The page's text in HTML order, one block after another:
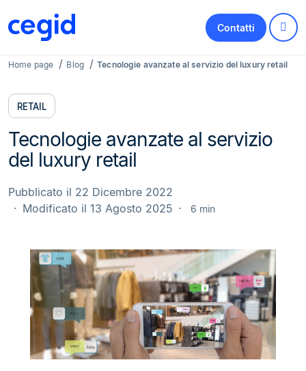
Contatti
Home page Blog Tecnologie avanzate al servizio del luxury retail
RETAIL
Tecnologie avanzate al servizio
del luxury retail
Pubblicato il 22 Dicembre 2022
Modificato il 13 Agosto 2025
6 min